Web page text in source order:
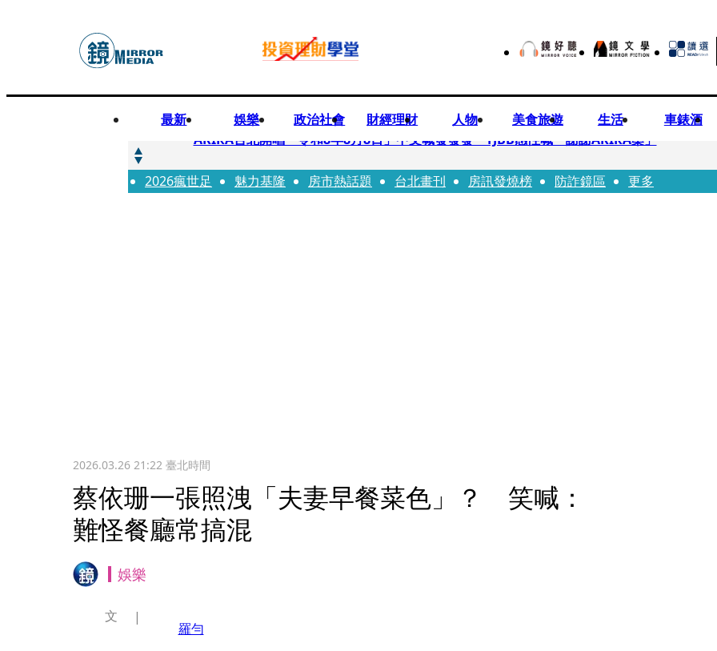
最新 娛樂 政治社會 財經理財 人物 美食旅遊 生活 車錶酒
快訊
AKIRA台北開唱「令和8年8月8日」中文喊發發發 TJBB感性喊「謝謝AKIRA桑」
快訊
台灣新冠期間沒疫苗可打？ 律師列3款嗆：陳時中唯一擋的叫科興
2026瘋世足 魅力基隆 房市熱話題 台北畫刊 房訊發燒榜 防詐鏡區 更多
2026.03.26 21:22臺北時間
蔡依珊一張照洩「夫妻早餐菜色」？ 笑喊：
難怪餐廳常搞混
娛樂
文
羅勻